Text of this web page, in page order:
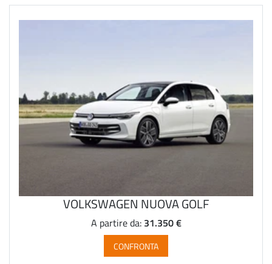
VOLKSWAGEN NUOVA GOLF
A partire da: 31.350 €
CONFRONTA